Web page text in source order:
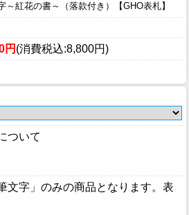
～紅花の書～（落款付き）【GHO表札】
円 (消費税込:8,800円)
ついて
文字」のみの商品となります。表